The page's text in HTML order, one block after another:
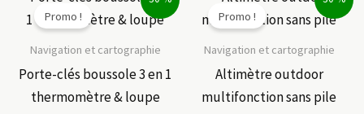
Promo !
Navigation et cartographie
Porte-clés boussole 3 en 1
thermomètre & loupe
Promo !
Navigation et cartographie
Altimètre outdoor
multifonction sans pile